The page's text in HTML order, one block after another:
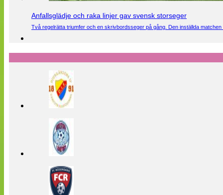
Anfallsglädje och raka linjer gav svensk storseger
Två regelrätta triumfer och en skrivbordsseger på gång. Den inställda